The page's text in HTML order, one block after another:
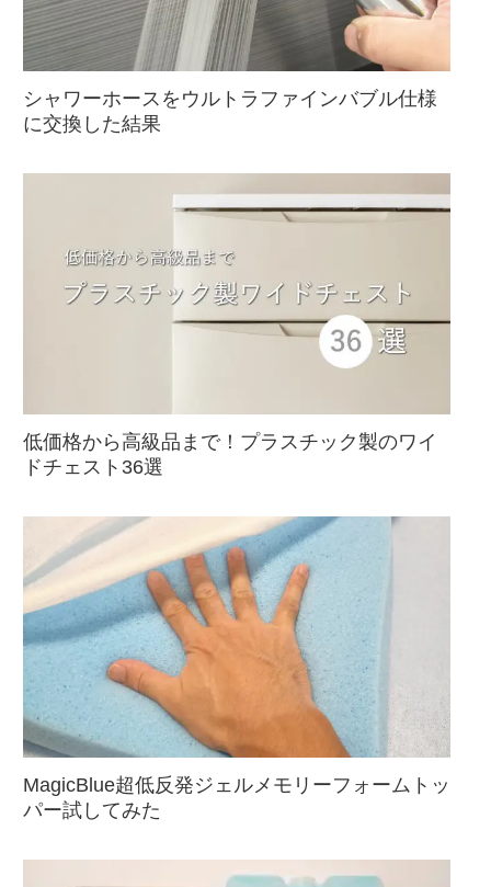
シャワーホースをウルトラファインバブル仕様
に交換した結果
低価格から高級品まで！プラスチック製のワイ
ドチェスト36選
MagicBlue超低反発ジェルメモリーフォームトッ
パー試してみた